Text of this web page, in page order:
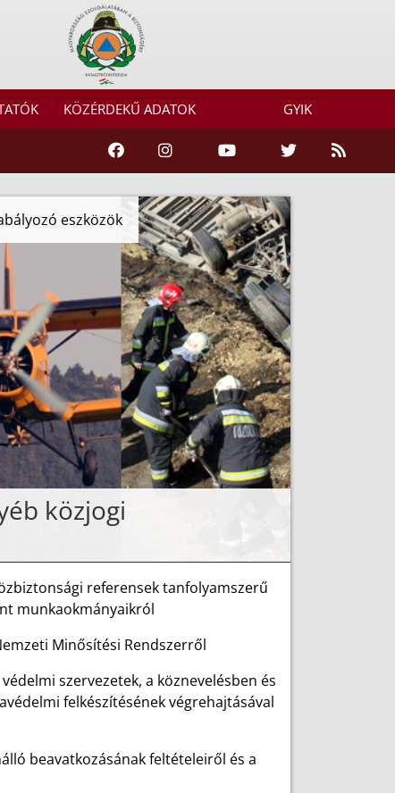
KÖZÉRDEKŰ ADATOK GYIK
eszközök
közjogi
referensek tanfolyamszerű
munkaokmányaikról
Minősítési Rendszerről
szervezetek, a köznevelésben és
felkészítésének végrehajtásával
beavatkozásának feltételeiről és a